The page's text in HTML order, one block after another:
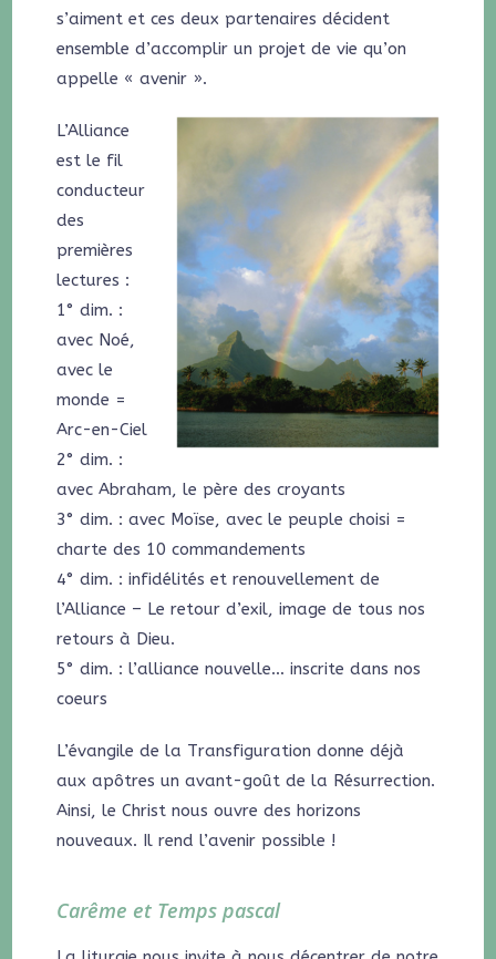
s’aiment et ces deux partenaires décident
ensemble d’accomplir un projet de vie qu’on
appelle « avenir ».
L’Alliance
est le fil
conducteur
des
premières
lectures :
1° dim. :
avec Noé,
avec le
monde =
Arc-en-Ciel
2° dim. :
avec Abraham, le père des croyants
3° dim. : avec Moïse, avec le peuple choisi =
charte des 10 commandements
4° dim. : infidélités et renouvellement de
l’Alliance – Le retour d’exil, image de tous nos
retours à Dieu.
5° dim. : l’alliance nouvelle… inscrite dans nos
coeurs
L’évangile de la Transfiguration donne déjà
aux apôtres un avant-goût de la Résurrection.
Ainsi, le Christ nous ouvre des horizons
nouveaux. Il rend l’avenir possible !
Carême et Temps pascal